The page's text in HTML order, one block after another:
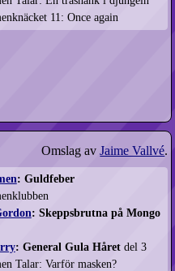
11: Once again
Omslag avJaime Vallvé.
: Guldfeber
: Skeppsbrutna på Mongo
: General Gula Håret del 3
Talar: Varför masken?